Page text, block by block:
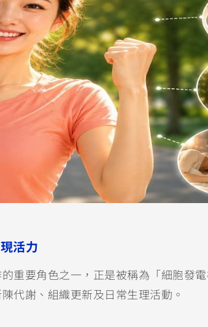
活力
重要角色之一，正是被稱為「細胞發
代謝、組織更新及日常生理活動。